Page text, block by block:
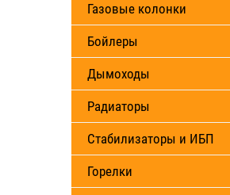
Газовые колонки
Бойлеры
Дымоходы
Радиаторы
Стабилизаторы и ИБП
Горелки